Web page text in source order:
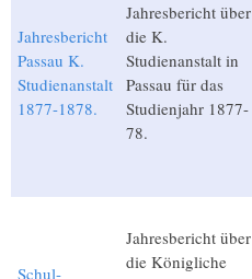
Jahresbericht
Passau K.
Studienanstalt
1877-1878.
Jahresbericht über
die K.
Studienanstalt in
Passau für das
Studienjahr 1877-
78.
Schul-
Jahresbericht über
die Königliche